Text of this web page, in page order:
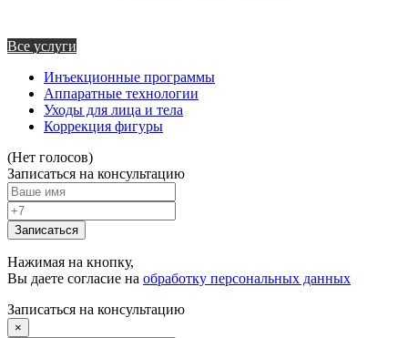
Все услуги
Инъекционные программы
Аппаратные технологии
Уходы для лица и тела
Коррекция фигуры
(Нет голосов)
Записаться на консультацию
Записаться
Нажимая на кнопку,
Вы даете согласие на обработку персональных данных
Записаться на консультацию
×